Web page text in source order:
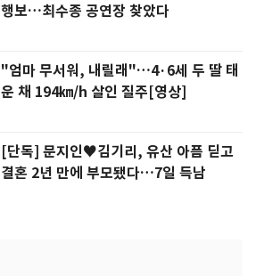
행보…최수종 공연장 찾았다
"엄마 무서워, 내릴래"…4·6세 두 딸 태
운 채 194㎞/h 살인 질주[영상]
[단독] 문지인♥김기리, 유산 아픔 딛고
결혼 2년 만에 부모됐다…7일 득남